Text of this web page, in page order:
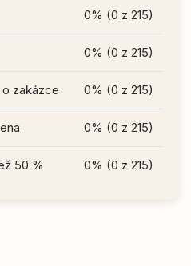
0% (0 z 215)
0% (0 z 215)
zakázce 0% (0 z 215)
0% (0 z 215)
50 % 0% (0 z 215)